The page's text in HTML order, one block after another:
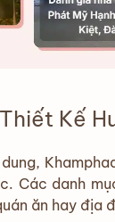
Kế
Các danh
ăn hay địa